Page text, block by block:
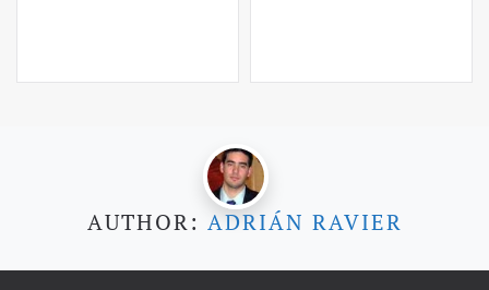
AUTHOR: ADRIÁN RAVIER